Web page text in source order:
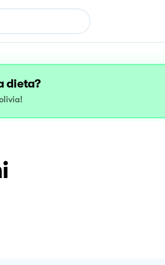
dieta?